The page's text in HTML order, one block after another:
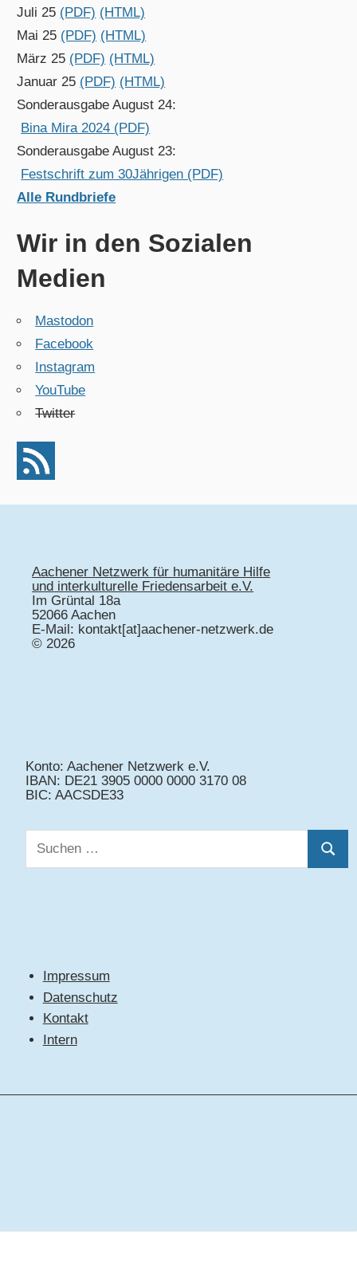
Juli 25 (PDF) (HTML)
Mai 25 (PDF) (HTML)
März 25 (PDF) (HTML)
Januar 25 (PDF) (HTML)
Sonderausgabe August 24:
Bina Mira 2024 (PDF)
Sonderausgabe August 23:
Festschrift zum 30Jährigen (PDF)
Alle Rundbriefe
Wir in den Sozialen
Medien
Mastodon
Facebook
Instagram
YouTube
Twitter
Aachener Netzwerk für humanitäre Hilfe
und interkulturelle Friedensarbeit e.V.
Im Grüntal 18a
52066 Aachen
E-Mail: kontakt[at]aachener-netzwerk.de
© 2026
Konto: Aachener Netzwerk e.V.
IBAN: DE21 3905 0000 0000 3170 08
BIC: AACSDE33
Suchen
nach:
Impressum
Datenschutz
Kontakt
Intern